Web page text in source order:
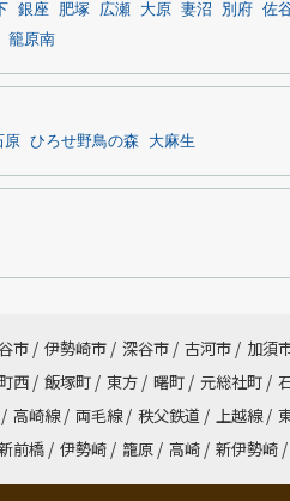
銀座 肥塚 広瀬 大原 妻沼 別府 佐
籠原南
原 ひろせ野鳥の森 大麻生
市 / 伊勢崎市 / 深谷市 / 古河市 / 加須
西 / 飯塚町 / 東方 / 曙町 / 元総社町 /
/ 高崎線 / 両毛線 / 秩父鉄道 / 上越線 /
前橋 / 伊勢崎 / 籠原 / 高崎 / 新伊勢崎 /